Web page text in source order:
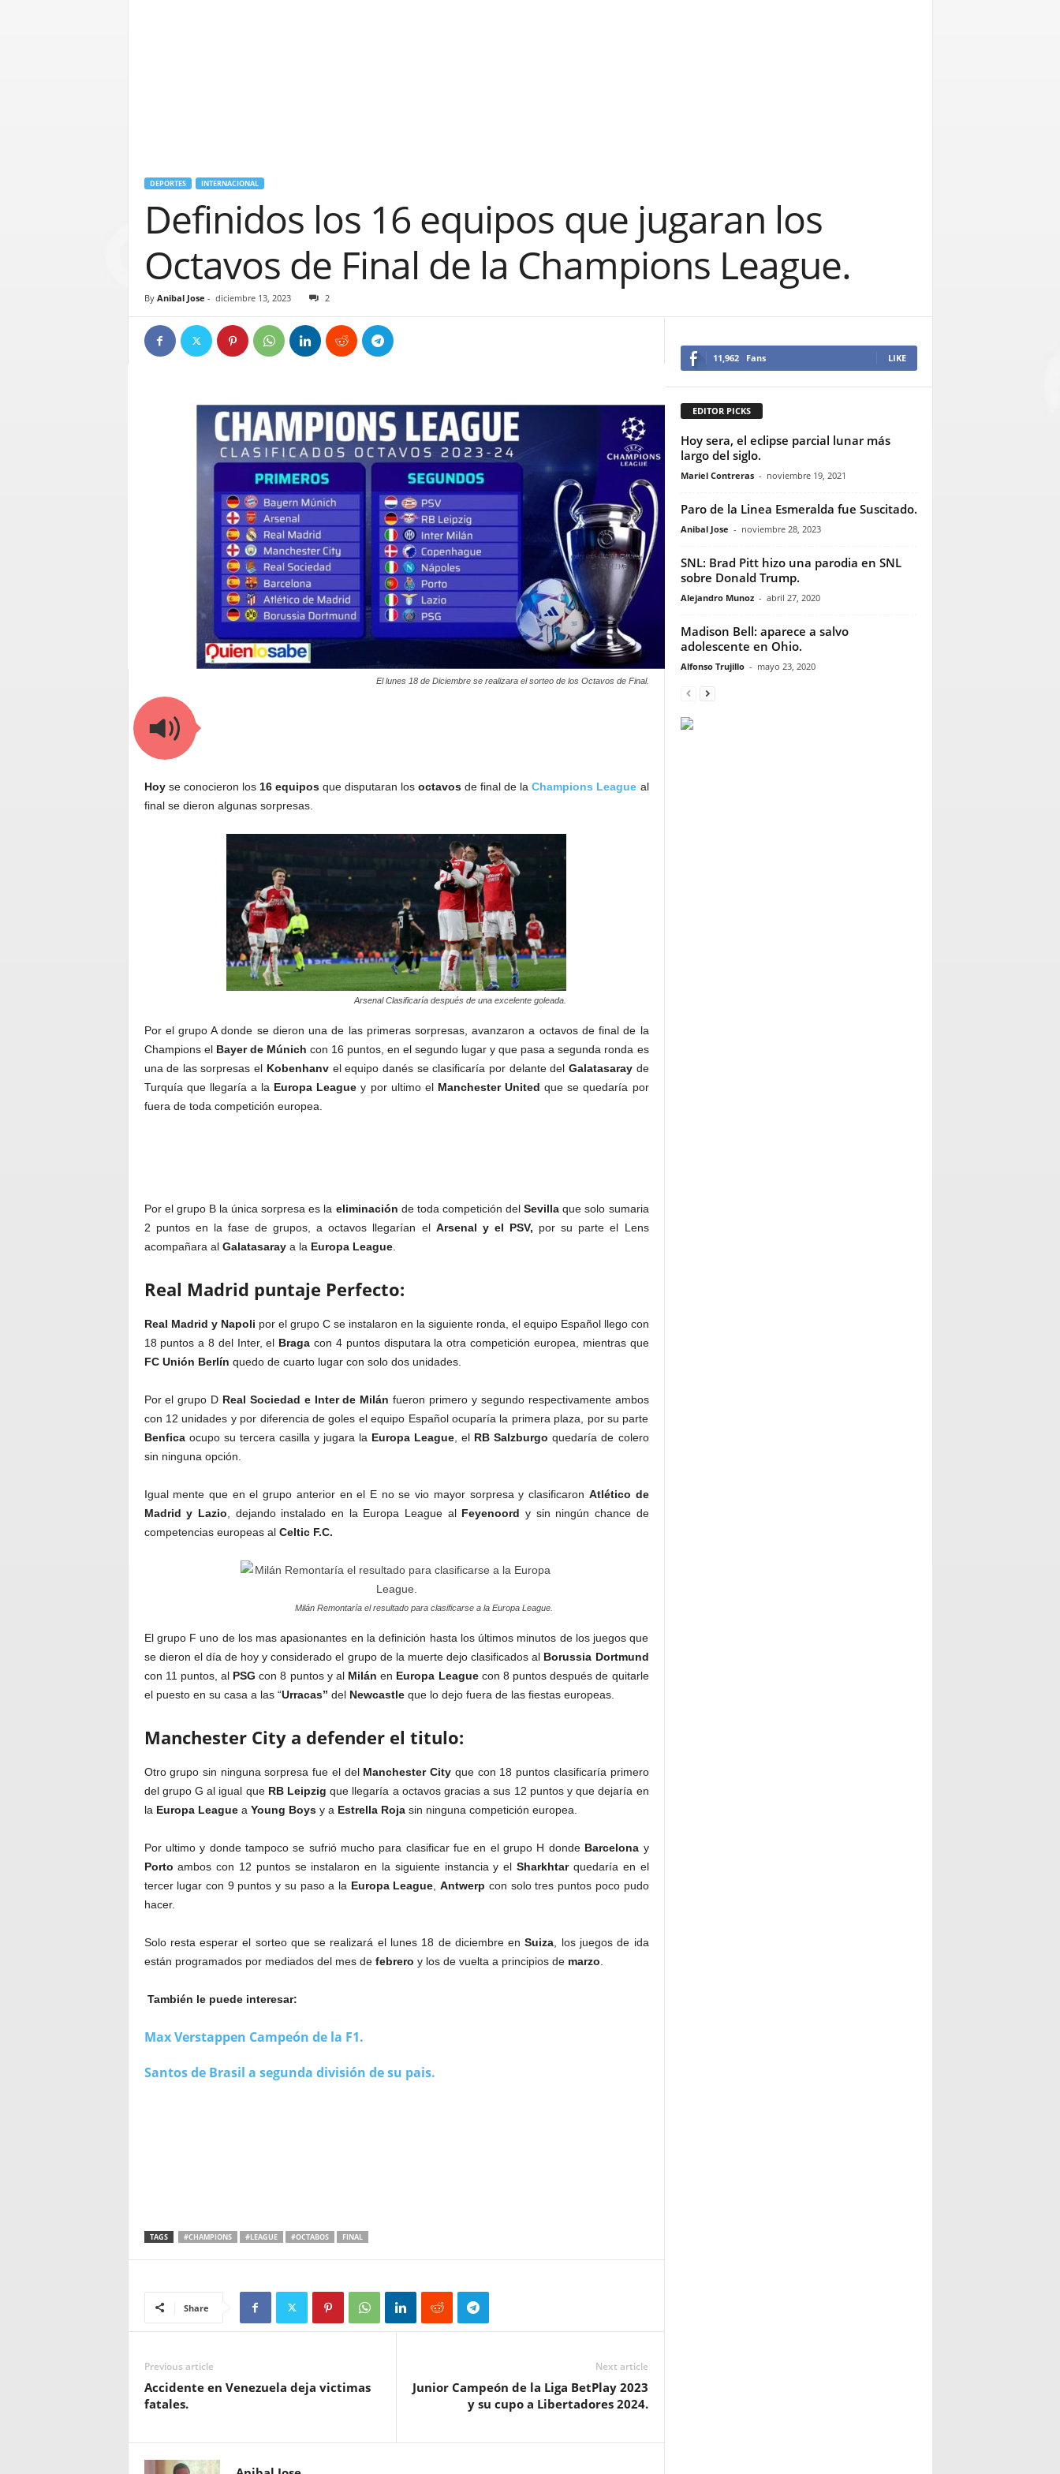
DEPORTES INTERNACIONAL
Definidos los 16 equipos que jugaran los
Octavos de Final de la Champions League.
By Anibal Jose - diciembre 13, 2023 2
El lunes 18 de Diciembre se realizara el sorteo de los Octavos de Final.
Hoyse conocieron los 16 equiposque disputaran losoctavos de final de laChampions League al
final se dieron algunas sorpresas.
Arsenal Clasificaría después de una excelente goleada.
Por el grupo A donde se dieron una de las primeras sorpresas, avanzaron a octavos de final de la
Champions el Bayer de Múnich con 16 puntos, en el segundo lugar y que pasa a segunda ronda es
una de las sorpresas el Kobenhanvel equipo danés se clasificaría por delante del Galatasarayde
Turquía que llegaría a la Europa League y por ultimo el Manchester United que se quedaría por
fuera de toda competición europea.
Por el grupo B la única sorpresa es la eliminación de toda competición delSevilla que solo sumaria
2 puntos en la fase de grupos, a octavos llegarían el Arsenal y el PSV, por su parte el Lens
acompañara al Galatasaraya la Europa League.
Real Madrid puntaje Perfecto:
Real Madrid y Napoli por el grupo C se instalaron en la siguiente ronda, el equipo Español llego con
18 puntos a 8 del Inter, el Braga con 4 puntos disputara la otra competición europea, mientras que
FC Unión Berlín quedo de cuarto lugar con solo dos unidades.
Por el grupo D Real Sociedad e Inter de Milán fueron primero y segundo respectivamente ambos
con 12 unidades y por diferencia de goles el equipo Español ocuparía la primera plaza, por su parte
Benficaocupo su tercera casilla y jugara la Europa League , el RB Salzburgo quedaría de colero
sin ninguna opción.
Igual mente que en el grupo anterior en el E no se vio mayor sorpresa y clasificaron Atlético de
Madrid y Lazio , dejando instalado en la Europa League al Feyenoord y sin ningún chance de
competencias europeas al Celtic F.C.
Milán Remontaría el resultado para clasificarse a la Europa League.
El grupo F uno de los mas apasionantes en la definición hasta los últimos minutos de los juegos que
se dieron el día de hoy y considerado el grupo de la muerte dejo clasificados al Borussia Dortmund
con 11 puntos, al PSG con 8 puntos y al Milán en Europa Leaguecon 8 puntos después de quitarle
el puesto en su casa a las “Urracas” del Newcastleque lo dejo fuera de las fiestas europeas.
Manchester City a defender el titulo:
Otro grupo sin ninguna sorpresa fue el del Manchester City que con 18 puntos clasificaría primero
del grupo G al igual que RB Leipzig que llegaría a octavos gracias a sus 12 puntos y que dejaría en
la Europa Leaguea Young Boysy a Estrella Rojasin ninguna competición europea.
Por ultimo y donde tampoco se sufrió mucho para clasificar fue en el grupo H donde Barcelona y
Porto ambos con 12 puntos se instalaron en la siguiente instancia y elSharkhtarquedaría en el
tercer lugar con 9 puntos y su paso a la Europa League ,Antwerp con solo tres puntos poco pudo
hacer.
Solo resta esperar el sorteo que se realizará el lunes 18 de diciembre enSuiza , los juegos de ida
están programados por mediados del mes de febrero y los de vuelta a principios de marzo
También le puede interesar:
Max Verstappen Campeón de la F1.
Santos de Brasil a segunda división de su pais.
TAGS #CHAMPIONS #LEAGUE #OCTABOS FINAL
Share
Previous article
Accidente en Venezuela deja victimas
fatales.
Next article
Junior Campeón de la Liga BetPlay 2023
y su cupo a Libertadores 2024.
11,962 Fans LIKE
EDITOR PICKS
Hoy sera, el eclipse parcial lunar más
largo del siglo.
Mariel Contreras - noviembre 19, 2021
Paro de la Linea Esmeralda fue Suscitado.
Anibal Jose - noviembre 28, 2023
SNL: Brad Pitt hizo una parodia en SNL
sobre Donald Trump.
Alejandro Munoz - abril 27, 2020
Madison Bell: aparece a salvo
adolescente en Ohio.
Alfonso Trujillo - mayo 23, 2020